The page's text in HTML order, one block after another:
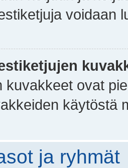
voidaan
kuvakkeet ovat
käytöstä
ja ryhmät